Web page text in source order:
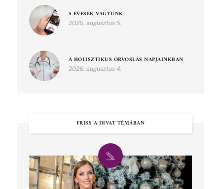
5 ÉVESEK VAGYUNK
2026. augusztus 5.
A HOLISZTIKUS ORVOSLÁS NAPJAINKBAN
2026. augusztus 4.
FRISS A DIVAT TÉMÁBAN